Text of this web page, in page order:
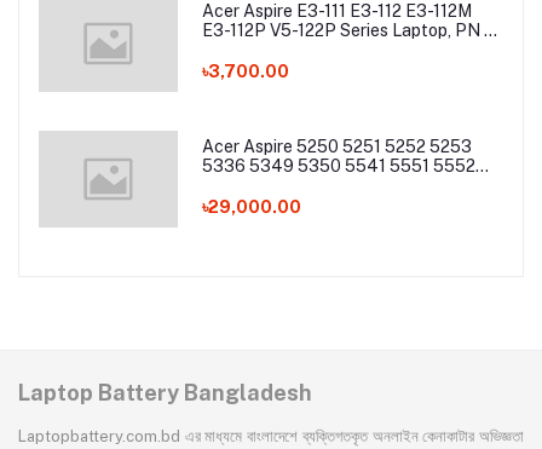
Acer Aspire E3-111 E3-112 E3-112M
E3-112P V5-122P Series Laptop, PN -
৳3,700.00
Acer Aspire 5250 5251 5252 5253
5336 5349 5350 5541 5551 5552
5745 5749 5750 5755 5760 7251
৳29,000.00
Laptop Battery Bangladesh
Laptopbattery.com.bd এর মাধ্যমে বাংলাদেশে ব্যক্তিগতকৃত অনলাইন কেনাকাটার অভিজ্ঞতা